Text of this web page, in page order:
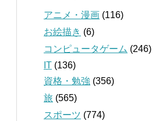
アニメ・漫画 (116)
お絵描き (6)
コンピュータゲーム (246)
IT (136)
資格・勉強 (356)
旅 (565)
スポーツ (774)